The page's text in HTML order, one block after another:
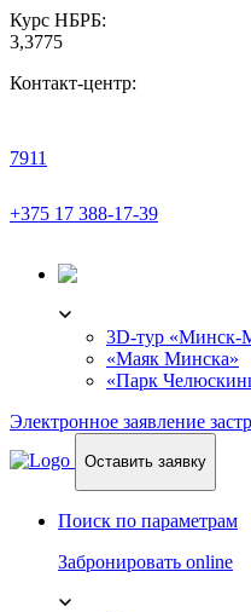
Курс НБРБ:
3,3775
Контакт-центр:
7911
+375 17 388-17-39
3D-тур «Минск-
«Маяк Минска»
«Парк
Электронное заявление
Оставить заявку
Поиск по параметрам
Забронировать online